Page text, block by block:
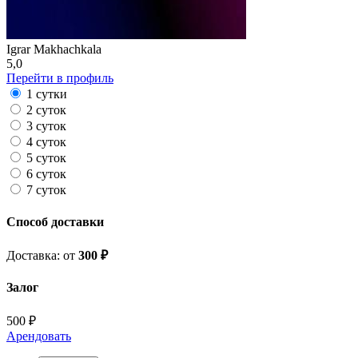
Igrar Makhachkala
5,0
Перейти в профиль
1 сутки
2 суток
3 суток
4 суток
5 суток
6 суток
7 суток
Способ доставки
Доставка: от 300 ₽
Залог
500 ₽
Арендовать